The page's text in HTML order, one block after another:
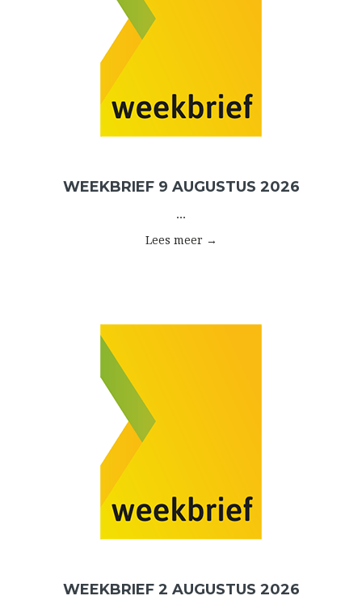
WEEKBRIEF 9 AUGUSTUS 2026
...
Lees meer →
WEEKBRIEF 2 AUGUSTUS 2026